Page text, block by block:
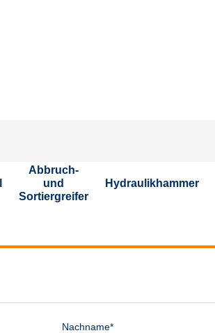
Abbruch-
und
Sortiergreifer
Hydraulikhammer
Nachname*